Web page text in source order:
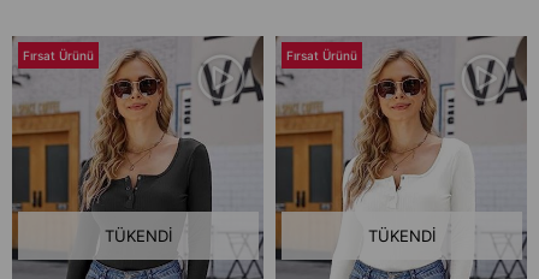
TÜKENDI
Fırsat Ürünü
TÜKENDI
Fırsat Ürünü